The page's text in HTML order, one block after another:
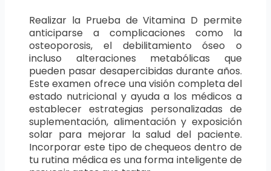
Realizar la Prueba de Vitamina D permite
anticiparse a complicaciones como la
osteoporosis, el debilitamiento óseo o
incluso alteraciones metabólicas que
pueden pasar desapercibidas durante años.
Este examen ofrece una visión completa del
estado nutricional y ayuda a los médicos a
establecer estrategias personalizadas de
suplementación, alimentación y exposición
solar para mejorar la salud del paciente.
Incorporar este tipo de chequeos dentro de
tu rutina médica es una forma inteligente de